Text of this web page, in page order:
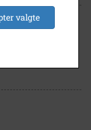
valgte